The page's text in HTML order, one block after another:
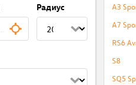
Радиус
A3
A7
RS6
S8
SQ5